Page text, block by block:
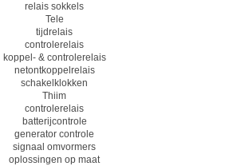
relais sokkels
Tele
tijdrelais
controlerelais
koppel- & controlerelais
netontkoppelrelais
schakelklokken
Thiim
controlerelais
batterijcontrole
generator controle
signaal omvormers
oplossingen op maat